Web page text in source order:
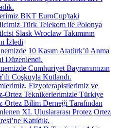
BKT EuroCup'taki
Türk Telekom ile Polonya
Slask Wroclaw Takımının
İzledi
10 Kasım Atatürk’ü Anma
Düzenlendi.
Cumhuriyet Bayramımızın
Coşkuyla Kutlandı.
Fizyoterapistlerimiz ve
Ortez Teknikerlerimizle Türkiye
Ortez Bilim Derneği Tarafından
XI. Uluslararası Protez Ortez
Katıldık.